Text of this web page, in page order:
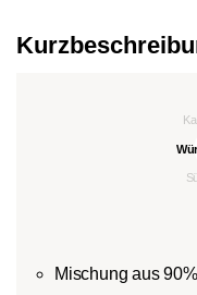
Mischung aus